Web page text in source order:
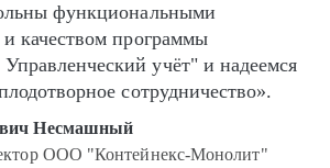
функциональными
качеством программы
учёт" и надеемся
сотрудничество».
Несмашный
ООО "Контейнекс-Монолит"